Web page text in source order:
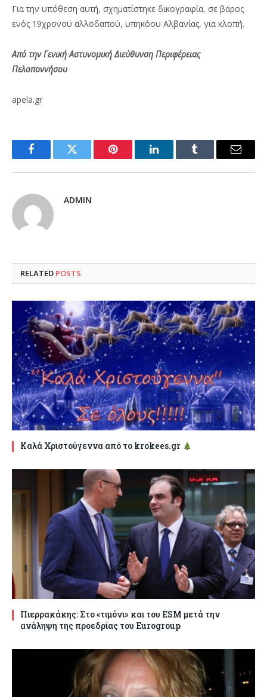
Για την υπόθεση αυτή, σχηματίστηκε δικογραφία, σε βάρος
ενός 19χρονου αλλοδαπού, υπηκόου Αλβανίας, για κλοπή.
Από την Γενική Αστυνομική Διεύθυνση Περιφέρειας
Πελοποννήσου
apela.gr
FacebookTwitter Pinterest LinkedInTumblr Email
ADMIN
RELATED POSTS
Καλά Χριστούγεννα από το krokees.gr
Πιερρακάκης: Στο «τιμόνι» και του ESM μετά την
ανάληψη της προεδρίας του Eurogroup